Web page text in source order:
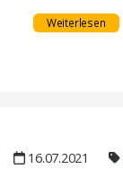
Weiterlesen
16.07.2021